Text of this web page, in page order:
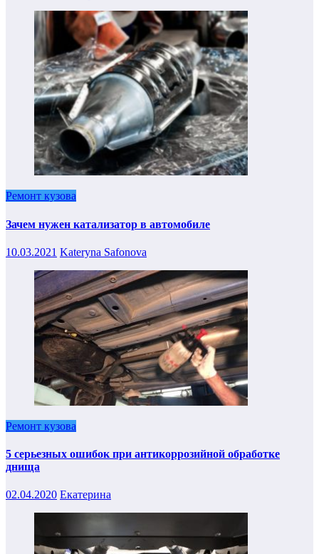
Ремонт кузова
Зачем нужен катализатор в автомобиле
10.03.2021 Kateryna Safonova
Ремонт кузова
5 серьезных ошибок при антикоррозийной обработке
днища
02.04.2020 Екатерина